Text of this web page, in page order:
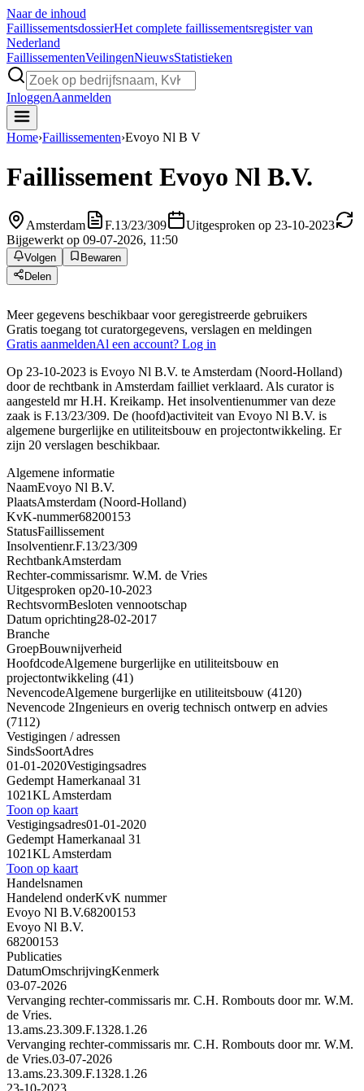
Naar de inhoud
FaillissementsdossierHet complete faillissementsregister van
Nederland
FaillissementenVeilingenNieuwsStatistieken
InloggenAanmelden
Home›Faillissementen›Evoyo Nl B V
Faillissement Evoyo Nl B.V.
Amsterdam F.13/23/309
Uitgesproken op 23-10-2023
Bijgewerkt op 09-07-2026, 11:50
Volgen
Bewaren
Delen
Meer gegevens beschikbaar voor geregistreerde gebruikers
Gratis toegang tot curatorgegevens, verslagen en meldingen
Gratis aanmeldenAl een account? Log in
Op 23-10-2023 is Evoyo Nl B.V. te Amsterdam (Noord-Holland)
door de rechtbank in Amsterdam failliet verklaard. Als curator is
aangesteld mr H.H. Kreikamp. Het insolventienummer van deze
zaak is F.13/23/309. De (hoofd)activiteit van Evoyo Nl B.V. is
algemene burgerlijke en utiliteitsbouw en projectontwikkeling. Er
zijn 20 verslagen beschikbaar.
Algemene informatie
NaamEvoyo Nl B.V.
PlaatsAmsterdam (Noord-Holland)
KvK-nummer68200153
StatusFaillissement
Insolventienr.F.13/23/309
RechtbankAmsterdam
Rechter-commissarismr. W.M. de Vries
Uitgesproken op20-10-2023
RechtsvormBesloten vennootschap
Datum oprichting28-02-2017
Branche
GroepBouwnijverheid
HoofdcodeAlgemene burgerlijke en utiliteitsbouw en
projectontwikkeling (41)
NevencodeAlgemene burgerlijke en utiliteitsbouw (4120)
Nevencode 2Ingenieurs en overig technisch ontwerp en advies
(7112)
Vestigingen / adressen
SindsSoortAdres
01-01-2020Vestigingsadres
Gedempt Hamerkanaal 31
1021KL Amsterdam
Toon op kaart
Vestigingsadres01-01-2020
Gedempt Hamerkanaal 31
1021KL Amsterdam
Toon op kaart
Handelsnamen
Handelend onderKvK nummer
Evoyo Nl B.V.68200153
Evoyo Nl B.V.
68200153
Publicaties
DatumOmschrijvingKenmerk
03-07-2026
Vervanging rechter-commissaris mr. C.H. Rombouts door mr. W.M.
de Vries.
13.ams.23.309.F.1328.1.26
Vervanging rechter-commissaris mr. C.H. Rombouts door mr. W.M.
de Vries.03-07-2026
13.ams.23.309.F.1328.1.26
23-10-2023